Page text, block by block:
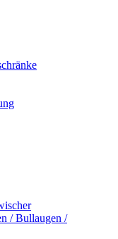
/ Bullaugen /